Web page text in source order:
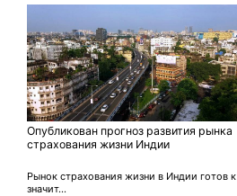
Опубликован прогноз развития рынка
страхования жизни Индии
Рынок страхования жизни в Индии готов к
значит...